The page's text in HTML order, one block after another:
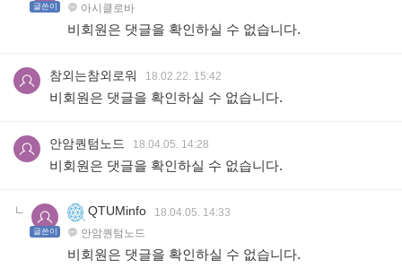
글쓴이
아시클로바
비회원은 댓글을 확인하실 수 없습니다.
참외는참외로워 18.02.22. 15:42
비회원은 댓글을 확인하실 수 없습니다.
안암퀀텀노드 18.04.05. 14:28
비회원은 댓글을 확인하실 수 없습니다.
글쓴이
QTUMinfo
18.04.05. 14:33
안암퀀텀노드
비회원은 댓글을 확인하실 수 없습니다.